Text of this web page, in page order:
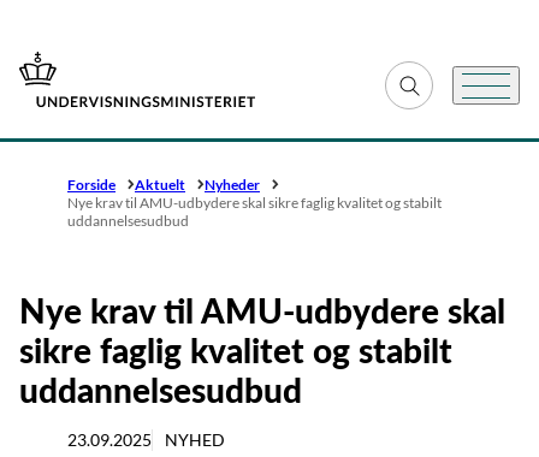
Gå til forsiden Fold søgefelt ud
Menu
Forside Aktuelt
Nyheder
Nye krav til AMU-udbydere skal sikre faglig kvalitet og stabilt
uddannelsesudbud
Nye krav til AMU-udbydere skal
sikre faglig kvalitet og stabilt
uddannelsesudbud
23.09.2025 NYHED